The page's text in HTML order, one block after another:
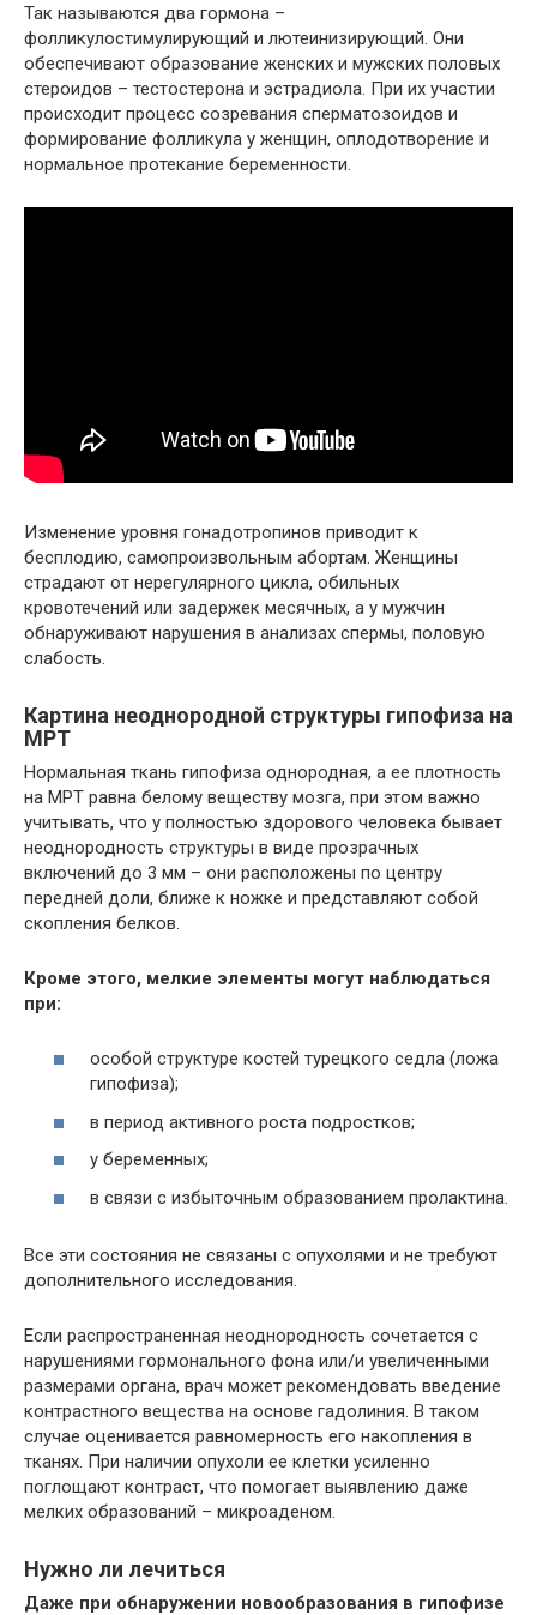
Так называются два гормона –
фолликулостимулирующий и лютеинизирующий. Они
обеспечивают образование женских и мужских половых
стероидов – тестостерона и эстрадиола. При их участии
происходит процесс созревания сперматозоидов и
формирование фолликула у женщин, оплодотворение и
нормальное протекание беременности.
Изменение уровня гонадотропинов приводит к
бесплодию, самопроизвольным абортам. Женщины
страдают от нерегулярного цикла, обильных
кровотечений или задержек месячных, а у мужчин
обнаруживают нарушения в анализах спермы, половую
слабость.
Картина неоднородной структуры гипофиза на
МРТ
Нормальная ткань гипофиза однородная, а ее плотность
на МРТ равна белому веществу мозга, при этом важно
учитывать, что у полностью здорового человека бывает
неоднородность структуры в виде прозрачных
включений до 3 мм – они расположены по центру
передней доли, ближе к ножке и представляют собой
скопления белков.
Кроме этого, мелкие элементы могут наблюдаться
при:
особой структуре костей турецкого седла (ложа
гипофиза);
в период активного роста подростков;
у беременных;
в связи с избыточным образованием пролактина.
Все эти состояния не связаны с опухолями и не требуют
дополнительного исследования.
Если распространенная неоднородность сочетается с
нарушениями гормонального фона или/и увеличенными
размерами органа, врач может рекомендовать введение
контрастного вещества на основе гадолиния. В таком
случае оценивается равномерность его накопления в
тканях. При наличии опухоли ее клетки усиленно
поглощают контраст, что помогает выявлению даже
мелких образований – микроаденом.
Нужно ли лечиться
Даже при обнаружении новообразования в гипофизе